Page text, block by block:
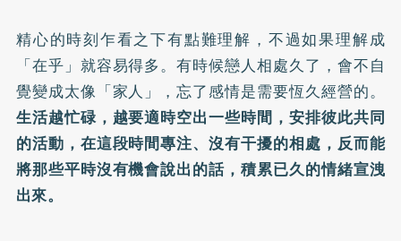
精心的時刻乍看之下有點難理解，不過如果理解成
「在乎」就容易得多。有時候戀人相處久了，會不自
覺變成太像「家人」，忘了感情是需要恆久經營的。
生活越忙碌，越要適時空出一些時間，安排彼此共同
的活動，在這段時間專注、沒有干擾的相處，反而能
將那些平時沒有機會說出的話，積累已久的情緒宣洩
出來。